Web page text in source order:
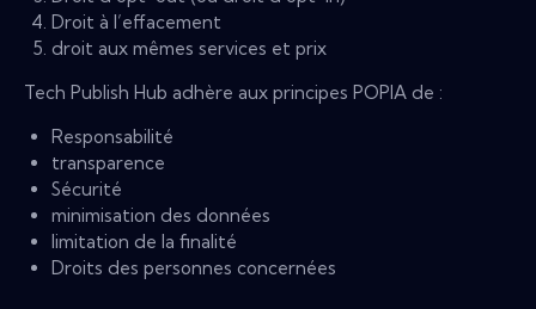
Droit à l’effacement
droit aux mêmes services et prix
Tech Publish Hub adhère aux principes POPIA de :
Responsabilité
transparence
Sécurité
minimisation des données
limitation de la finalité
Droits des personnes concernées